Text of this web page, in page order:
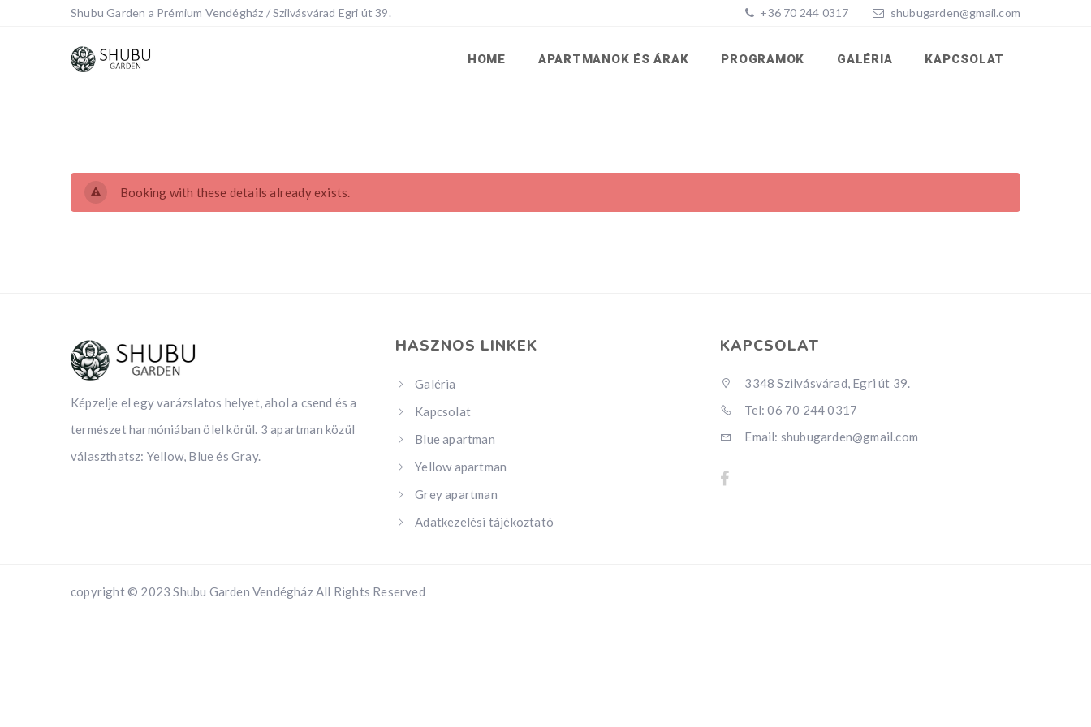
Shubu Garden a Prémium Vendégház / Szilvásvárad Egri út 39. +36 70 244 0317 shubugarden@gmail.com
HOME APARTMANOK ÉS ÁRAK PROGRAMOK GALÉRIA KAPCSOLAT
Booking with these details already exists.
Képzelje el egy varázslatos helyet, ahol a csend és a
természet harmóniában ölel körül. 3 apartman közül
választhatsz: Yellow, Blue és Gray.
HASZNOS LINKEK
Galéria
Kapcsolat
Blue apartman
Yellow apartman
Grey apartman
Adatkezelési tájékoztató
KAPCSOLAT
3348 Szilvásvárad, Egri út 39.
Tel: 06 70 244 0317
Email: shubugarden@gmail.com
copyright © 2023 Shubu Garden Vendégház All Rights Reserved